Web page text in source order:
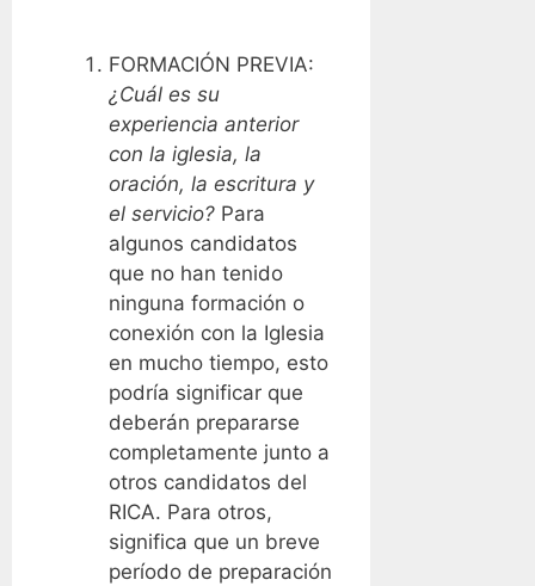
FORMACIÓN PREVIA:
¿Cuál es su
experiencia anterior
con la iglesia, la
oración, la escritura y
el servicio? Para
algunos candidatos
que no han tenido
ninguna formación o
conexión con la Iglesia
en mucho tiempo, esto
podría significar que
deberán prepararse
completamente junto a
otros candidatos del
RICA. Para otros,
significa que un breve
período de preparación